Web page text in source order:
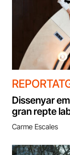
Dissenyar
gran repte
Carme Escales